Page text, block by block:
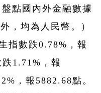
點國內外金融數據
，均為人民幣。）
指數跌0.78%，報
1.71%，報
，報5882.68點。